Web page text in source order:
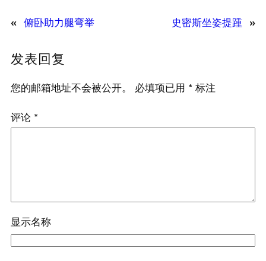
« 俯卧助力腿弯举 史密斯坐姿提踵 »
发表回复
您的邮箱地址不会被公开。 必填项已用 * 标注
评论 *
显示名称